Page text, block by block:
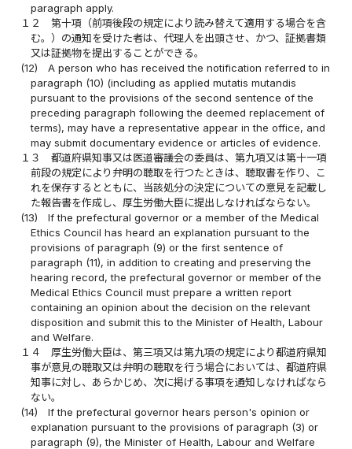
paragraph apply.
１２
第十項（前項後段の規定により読み替えて適用する場合を含
む。）の通知を受けた者は、代理人を出頭させ、かつ、証拠書類
又は証拠物を提出することができる。
(12)
A person who has received the notification referred to in
paragraph (10) (including as applied mutatis mutandis
pursuant to the provisions of the second sentence of the
preceding paragraph following the deemed replacement of
terms), may have a representative appear in the office, and
may submit documentary evidence or articles of evidence.
１３
都道府県知事又は医道審議会の委員は、第九項又は第十一項
前段の規定により弁明の聴取を行つたときは、聴取書を作り、こ
れを保存するとともに、当該処分の決定についての意見を記載し
た報告書を作成し、厚生労働大臣に提出しなければならない。
(13)
If the prefectural governor or a member of the Medical
Ethics Council has heard an explanation pursuant to the
provisions of paragraph (9) or the first sentence of
paragraph (11), in addition to creating and preserving the
hearing record, the prefectural governor or member of the
Medical Ethics Council must prepare a written report
containing an opinion about the decision on the relevant
disposition and submit this to the Minister of Health, Labour
and Welfare.
１４
厚生労働大臣は、第三項又は第九項の規定により都道府県知
事が意見の聴取又は弁明の聴取を行う場合においては、都道府県
知事に対し、あらかじめ、次に掲げる事項を通知しなければなら
ない。
(14)
If the prefectural governor hears person's opinion or
explanation pursuant to the provisions of paragraph (3) or
paragraph (9), the Minister of Health, Labour and Welfare